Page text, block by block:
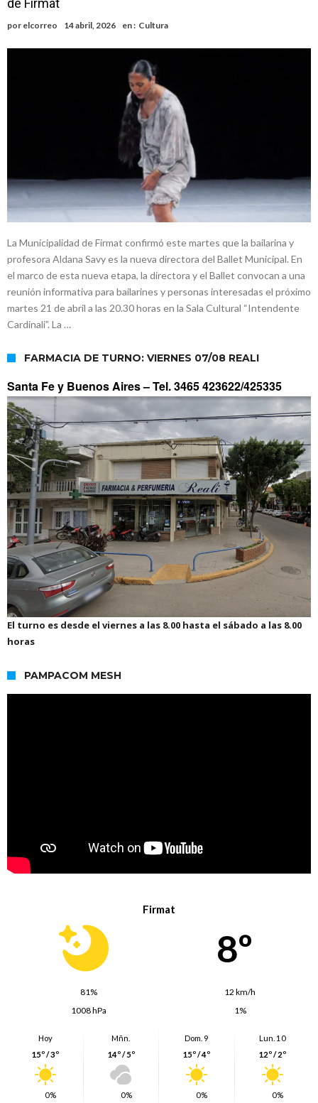
Firmat: “Codo a codo” lanza una campaña de recolección de
golosinas para agasajar a los niños en su día
Vuelve el básquet: este viernes arranca el Clausura con agenda
confirmada y planteles renovados
Güemes y Mariano Vera
de Firmat
por elcorreo 14 abril, 2026 en : Cultura
La Municipalidad de Firmat confirmó este martes que la bailarina y
profesora Aldana Savy es la nueva directora del Ballet Municipal. En
el marco de esta nueva etapa, la directora y el Ballet convocan a una
reunión informativa para bailarines y personas interesadas el próximo
martes 21 de abril a las 20.30 horas en la Sala Cultural “Intendente
Cardinali”. La …
FARMACIA DE TURNO: VIERNES 07/08 REALI
Santa Fe y Buenos Aires –Tel. 3465 423622/425335
El turno es desde el viernes a las 8.00 hasta el sábado a las 8.00
horas
PAMPACOM MESH
Firmat
8º
81%
12 km/h
1008 hPa
1%
Hoy
15º / 3º
0%
Mñn.
14º / 5º
0%
Dom. 9
15º / 4º
0%
Lun. 10
12º / 2º
0%